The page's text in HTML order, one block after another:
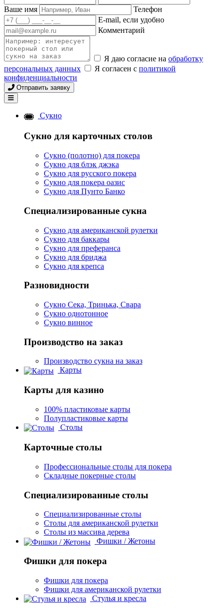
Ваше имя
Телефон
E-mail, если удобно
Комментарий
Я даю согласие на обработку
персональных данных
Я согласен с политикой
конфиденциальности
Отправить заявку
Сукно
Сукно для карточных столов
Сукно (полотно) для покера
Сукно для блэк джэка
Сукно для русского покера
Сукно для покера оазис
Сукно для Пунто Банко
Специализированные сукна
Сукно для американской рулетки
Сукно для баккары
Сукно для преферанса
Сукно для бриджа
Сукно для крепса
Разновидности
Сукно Сека, Тринька, Свара
Сукно однотонное
Сукно винное
Производство на заказ
Производство сукна на заказ
Карты
Карты для казино
100% пластиковые карты
Полупластиковые карты
Столы
Карточные столы
Профессиональные столы для покера
Складные покерные столы
Специализированные столы
Специализированные столы
Столы для американской рулетки
Столы из массива дерева
Фишки / Жетоны
Фишки для покера
Фишки для покера
Фишки для американской рулетки
Стулья и кресла